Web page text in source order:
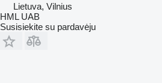
Lietuva, Vilnius
HML UAB
Susisiekite su pardavėju